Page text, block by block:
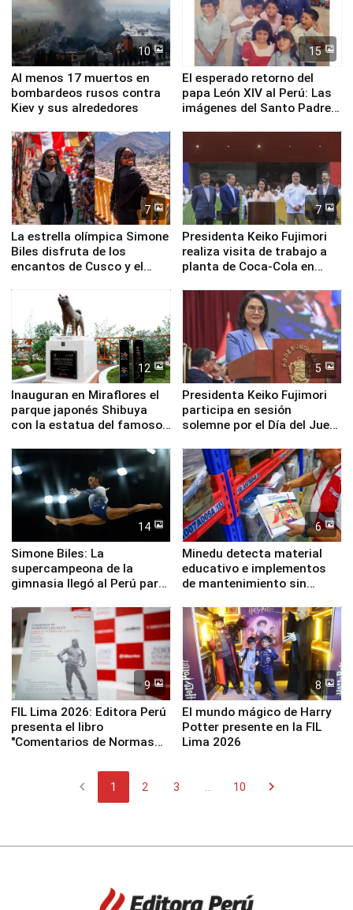
10
Al menos 17 muertos en
bombardeos rusos contra
Kiev y sus alrededores
15
El esperado retorno del
papa León XIV al Perú: Las
imágenes del Santo Padre
7
La estrella olímpica Simone
Biles disfruta de los
encantos de Cusco y el
7
Presidenta Keiko Fujimori
realiza visita de trabajo a
planta de Coca-Cola en
12
Inauguran en Miraflores el
parque japonés Shibuya
con la estatua del famoso
5
Presidenta Keiko Fujimori
participa en sesión
solemne por el Día del Juez
14
Simone Biles: La
supercampeona de la
gimnasia llegó al Perú para
Panamericanos Lima 2027
6
Minedu detecta material
educativo e implementos
de mantenimiento sin
la UGEL 2
9
FIL Lima 2026: Editora Perú
presenta el libro
"Comentarios de Normas
Derecho Colectivo"
8
El mundo mágico de Harry
Potter presente en la FIL
Lima 2026
chevron_left 1 2 3 10 chevron_right